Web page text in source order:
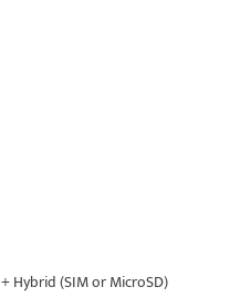
Hybrid (SIM or MicroSD)